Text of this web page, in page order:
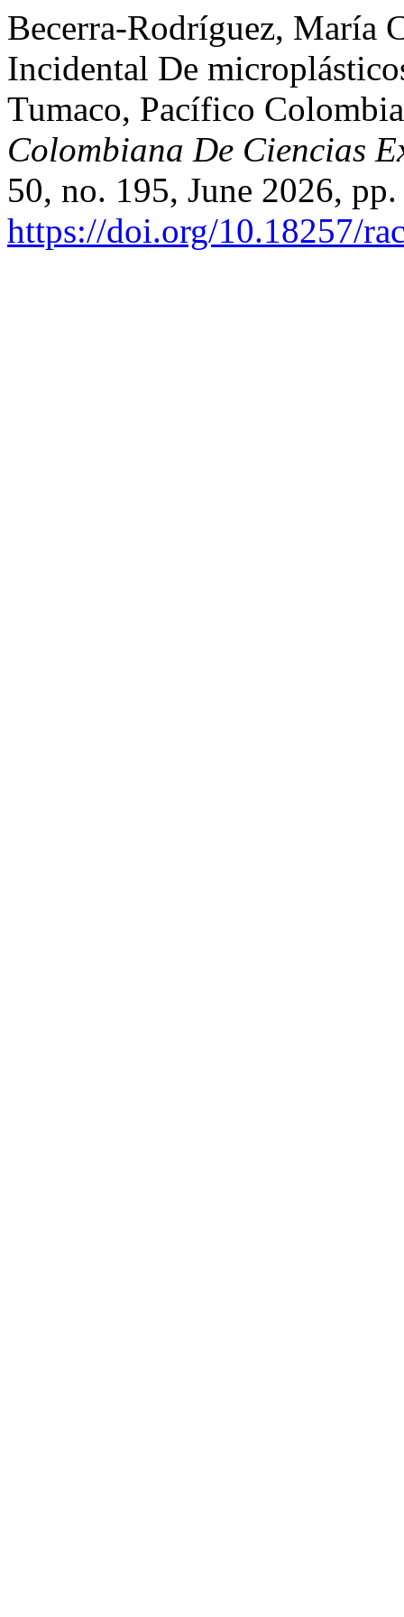
Becerra-Rodríguez, María
Incidental De
Tumaco, Pacífico
Colombiana De Ciencias
50, no. 195, June 2026,
https://doi.org/10.18257/